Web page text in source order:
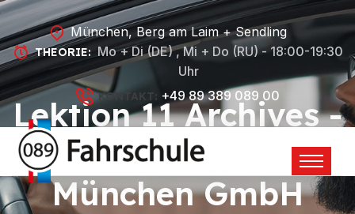
München, Berg am Laim + Sendling
THEORIE: Mo + Di (DE) , Mi + Do (RU) - 18:00-19:30
Uhr
KONTAKT: +49 89 389 089 00
Lektion 11 Archives -
089 Fahrschule
München GmbH